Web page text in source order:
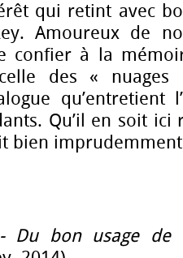
qui retint avec
Amoureux de
confier à la
des «
qu’entretient
Qu’il en soit
bien
Du bon usage de